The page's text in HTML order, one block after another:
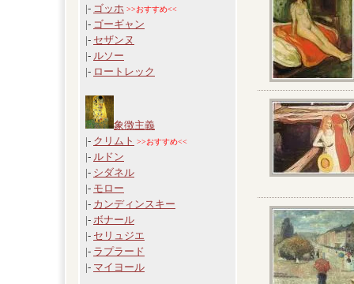
|- ゴッホ >>おすすめ<<
|- ゴーギャン
|- セザンヌ
|- ルソー
|- ロートレック
象徴主義
|- クリムト >>おすすめ<<
|- ルドン
|- シダネル
|- モロー
|- カンディンスキー
|- ボナール
|- セリュジエ
|- ラプラード
|- マイヨール